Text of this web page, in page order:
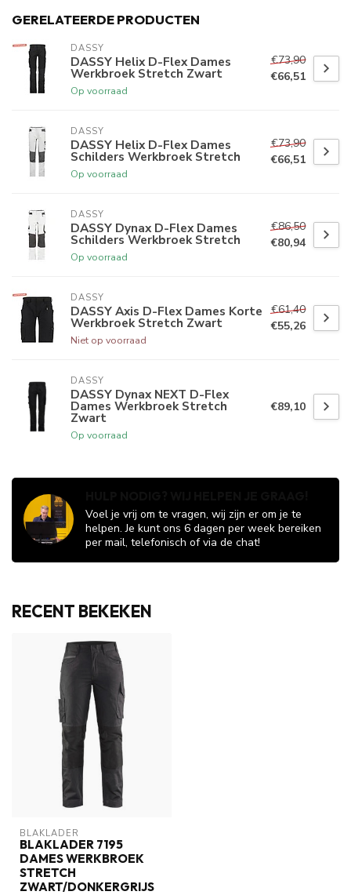
GERELATEERDE PRODUCTEN
DASSY
DASSY Helix D-Flex Dames
Werkbroek Stretch Zwart
Op voorraad
€73,90
€66,51
DASSY
DASSY Helix D-Flex Dames
Schilders Werkbroek Stretch
Op voorraad
€73,90
€66,51
DASSY
DASSY Dynax D-Flex Dames
Schilders Werkbroek Stretch
Op voorraad
€86,50
€80,94
DASSY
DASSY Axis D-Flex Dames Korte
Werkbroek Stretch Zwart
Niet op voorraad
€61,40
€55,26
DASSY
DASSY Dynax NEXT D-Flex
Dames Werkbroek Stretch
Zwart
Op voorraad
€89,10
Voel je vrij om te vragen, wij zijn er om je te
helpen. Je kunt ons 6 dagen per week bereiken
per mail, telefonisch of via de chat!
RECENT BEKEKEN
BLAKLADER
BLAKLADER 7195
DAMES WERKBROEK
STRETCH
ZWART/DONKERGRIJS